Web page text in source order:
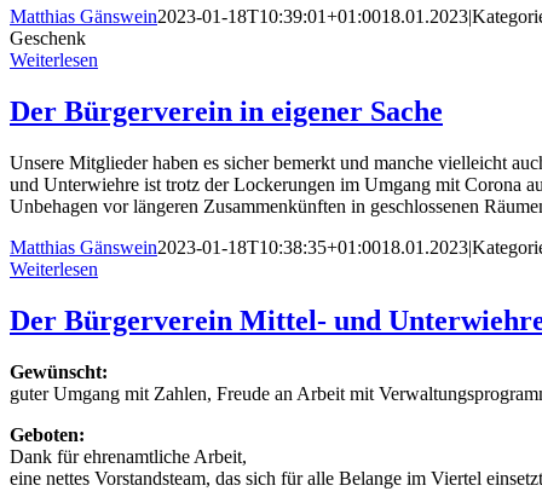
Matthias Gänswein2023-01-18T10:39:01+01:0018.01.2023|
Geschenk
Weiterlesen
Der Bürgerverein in eigener Sache
Unsere Mitglieder haben es sicher bemerkt und manche vielleicht
und Unterwiehre ist trotz der Lockerungen im Umgang mit Corona
Unbehagen vor längeren Zusammenkünften in geschlossenen
Matthias Gänswein2023-01-18T10:38:35+01:0018.01.2023|
Weiterlesen
Der Bürgerverein Mittel- und
Gewünscht:
guter Umgang mit Zahlen, Freude an Arbeit mit
Geboten:
Dank für ehrenamtliche Arbeit,
eine nettes Vorstandsteam, das sich für alle Belange im Viertel einsetzt